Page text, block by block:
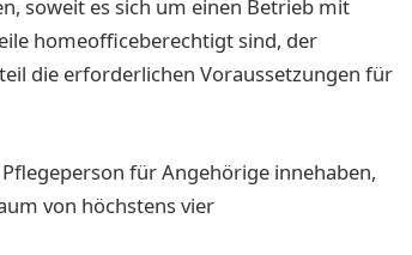
soweit es sich um einen Betrieb mit
homeofficeberechtigt sind, der
die erforderlichen Voraussetzungen für
für Angehörige innehaben,
von höchstens vier